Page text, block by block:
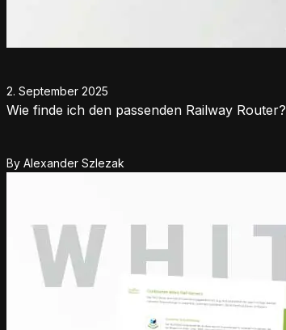
2. September 2025
Wie finde ich den passenden Railway Router?
By Alexander Szlezak